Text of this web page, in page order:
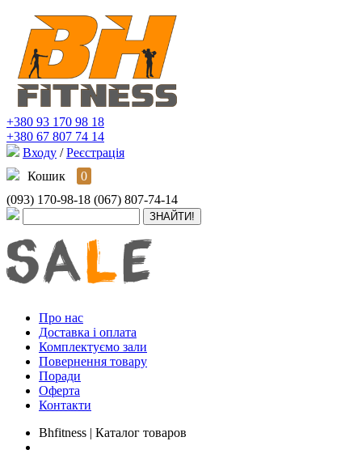
+380 93 170 98 18
+380 67 807 74 14
Входу / Реєстрація
Кошик
0
(093) 170-98-18 (067) 807-74-14
Про нас
Доставка і оплата
Комплектуємо зали
Повернення товару
Поради
Оферта
Контакти
Bhfitness | Каталог товаров